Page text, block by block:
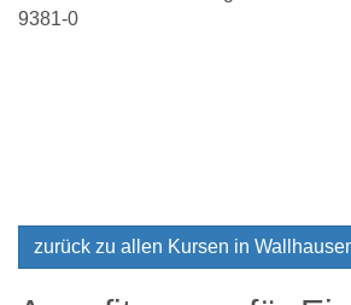
9381-0
zurück zu allen Kursen in